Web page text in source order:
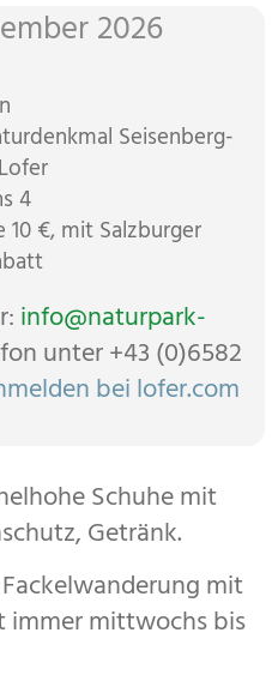
2026
Seisen­berg­
4
10 €, mit Salzburger
info@naturpark-
unter +43 (0)6582
bei lofer.com
Schuhe mit
Getränk.
mit
mittwochs bis